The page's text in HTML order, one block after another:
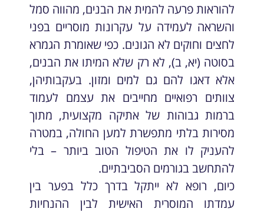
להוראות פרעה להמית את הבנים, מהווה סמל
והשראה לעמידה על עקרונות מוסריים בפני
לחצים וחוקים לא הגונים. כפי שאומרת הגמרא
בסוטה (יא, ב), לא רק שלא המיתו את הבנים,
אלא דאגו להם גם למים ומזון. בעקבותיהן,
צוותים רפואיים מחייבים את עצמם לעמוד
ברמות גבוהות של אתיקה מקצועית, מתוך
מסירות בלתי מתפשרת למען החולה, במטרה
להעניק לו את הטיפול הטוב ביותר – בלי
להתחשב בגורמים הסביבתיים.
כיום, רופא לא ייתקל בדרך כלל בפער בין
עמדתו המוסרית האישית לבין ההנחיות